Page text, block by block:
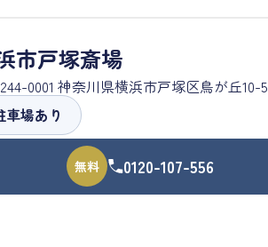
市戸塚斎場
0001 神奈川県横浜市戸塚区鳥が丘10-5
車場あり
無料 0120-107-556